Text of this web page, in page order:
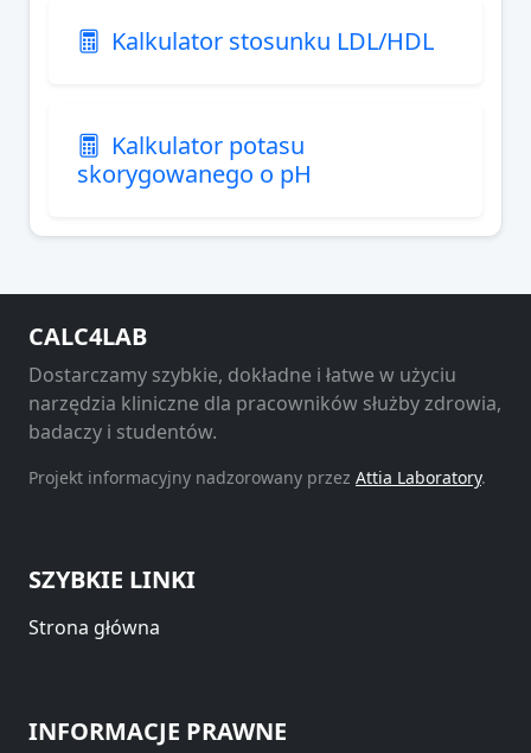
Kalkulator stosunku LDL/HDL
Kalkulator potasu
skorygowanego o pH
CALC4LAB
Dostarczamy szybkie, dokładne i łatwe w użyciu
narzędzia kliniczne dla pracowników służby zdrowia,
badaczy i studentów.
Projekt informacyjny nadzorowany przez Attia Laboratory.
SZYBKIE LINKI
Strona główna
INFORMACJE PRAWNE